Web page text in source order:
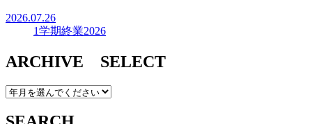
2026.07.26
1学期終業2026
ARCHIVE SELECT